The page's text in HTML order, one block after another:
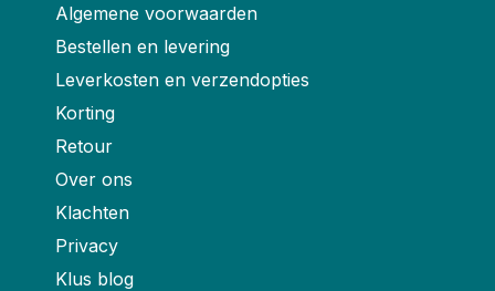
Algemene voorwaarden
Bestellen en levering
Leverkosten en verzendopties
Korting
Retour
Over ons
Klachten
Privacy
Klus blog